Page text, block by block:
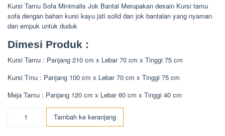
Kursi Tamu Sofa Minimalis Jok Bantal Merupakan desain Kursi tamu
sofa dengan bahan kursi kayu jati solid dan jok bantalan yang nyaman
dan empuk untuk duduk
Dimesi Produk :
Kursi Tamu : Panjang 210 cm x Lebar 70 cm x Tinggi 75 cm
Kursi Tmu : Panjang 100 cm x Lebar 70 cm x Tinggi 75 cm
Meja Tamu : Panjang 120 cm x Lebar 60 cm x Tinggi 40 cm
Tambah ke keranjang